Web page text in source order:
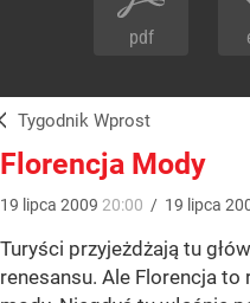
pdf
Tygodnik Wprost
Florencja Mody
19 lipca 2009 20:00 / 19 lipca
Turyści przyjeżdżają tu
renesansu. Ale Florencja